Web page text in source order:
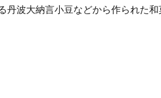
波大納言小豆などから作られた